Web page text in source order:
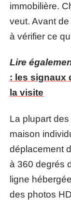
immobilière.
veut. Avant
à vérifier ce
Lire
: les signaux
la visite
La plupart
maison
déplacement
à 360 degrés
ligne
des photos